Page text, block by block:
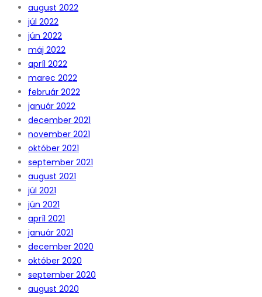
august 2022
júl 2022
jún 2022
máj 2022
apríl 2022
marec 2022
február 2022
január 2022
december 2021
november 2021
október 2021
september 2021
august 2021
júl 2021
jún 2021
apríl 2021
január 2021
december 2020
október 2020
september 2020
august 2020